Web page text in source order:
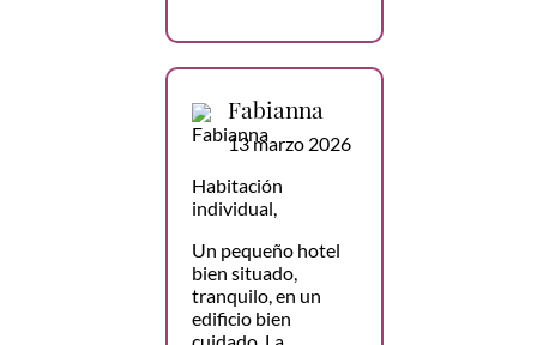
Fabianna
13 marzo 2026
Habitación
individual,
Un pequeño hotel
bien situado,
tranquilo, en un
edificio bien